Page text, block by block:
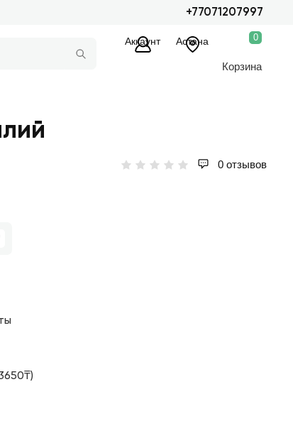
+77071207997
Аккаунт Астана 0
Корзина
0 отзывов